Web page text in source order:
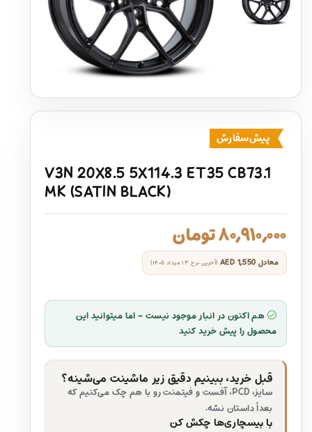
پیش‌سفارش
V3N 20X8.5 5X114.3 ET35 CB73.1
MK (SATIN BLACK)
۸۰,۹۱۰,۰۰۰تومان
معادل AED 1,550 (آخرین نرخ ۱۳ مرداد ۱۴۰۵)
هم اکنون در انبار موجود نیست - اما میتوانید این
محصول را پیش خرید کنید
قبل خرید، ببینیم دقیق زیر ماشینت می‌شینه؟
سایز، PCD، آفست و فیتمنت رو با هم چک می‌کنیم که
بعداً داستان نشه.
با بیسچاری‌ها چکش کن